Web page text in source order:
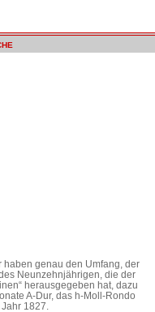
haben genau den Umfang, der
Neunzehnjährigen, die der
herausgegeben hat, dazu
A-Dur, das h-Moll-Rondo
1827.